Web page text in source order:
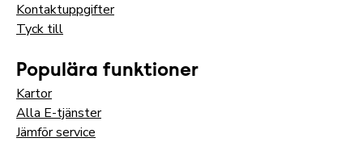
Kontaktuppgifter
Tyck till
Populära funktioner
Kartor
Alla E-tjänster
Jämför service